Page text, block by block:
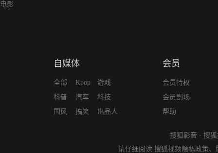
Place）
电影
自媒体
全部
科普
国风
Kpop
汽车
搞笑
游戏
科技
出品人
会员
会员特权
会员剧场
帮助
搜狐影音 - 搜
请仔细阅读 搜狐视频隐私政策、